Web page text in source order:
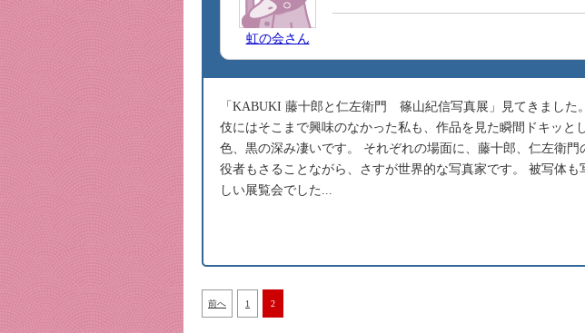
虹の会さん
「KABUKI 藤十郎と仁左衛門 篠山紀信写真展」見てきました
伎にはそこまで興味のなかった私も、作品を見た瞬間ドキッと
色、黒の深み凄いです。 それぞれの場面に、藤十郎、仁左衛門
役者もさることながら、さすが世界的な写真家です。 被写体も
しい展覧会でした...
前へ 1 2